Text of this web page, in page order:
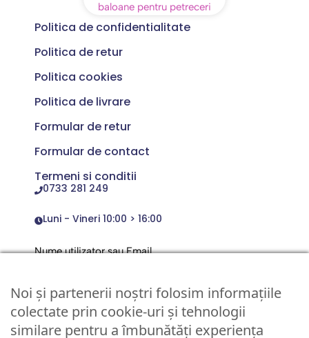
Politica de confidentialitate
Politica de retur
Politica cookies
Politica de livrare
Formular de retur
Formular de contact
Termeni si conditii
0733 281 249
Luni - Vineri 10:00 > 16:00
Nume utilizator sau Email
Parola
Noi și partenerii noștri folosim informațiile
colectate prin cookie-uri și tehnologii
similare pentru a îmbunătăți experiența